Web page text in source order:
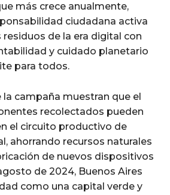
más crece anualmente,
ciudadana activa
de la era digital con
y cuidado planetario
para todos.
campaña muestran que el
recolectados pueden
el circuito productivo de
ahorrando recursos naturales
de nuevos dispositivos
de 2024, Buenos Aires
como una capital verde y